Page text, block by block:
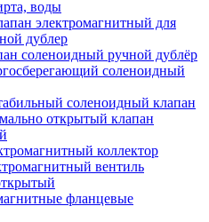
воды
электромагнитный для
дублер
соленоидный ручной дублёр
соленоидный
соленоидный клапан
открытый клапан
коллектор
вентиль
фланцевые